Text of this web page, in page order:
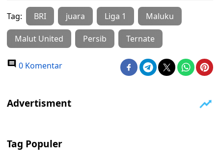
Tag: BRI juara Liga 1 Maluku
Malut United Persib Ternate
0 Komentar
Tag Populer